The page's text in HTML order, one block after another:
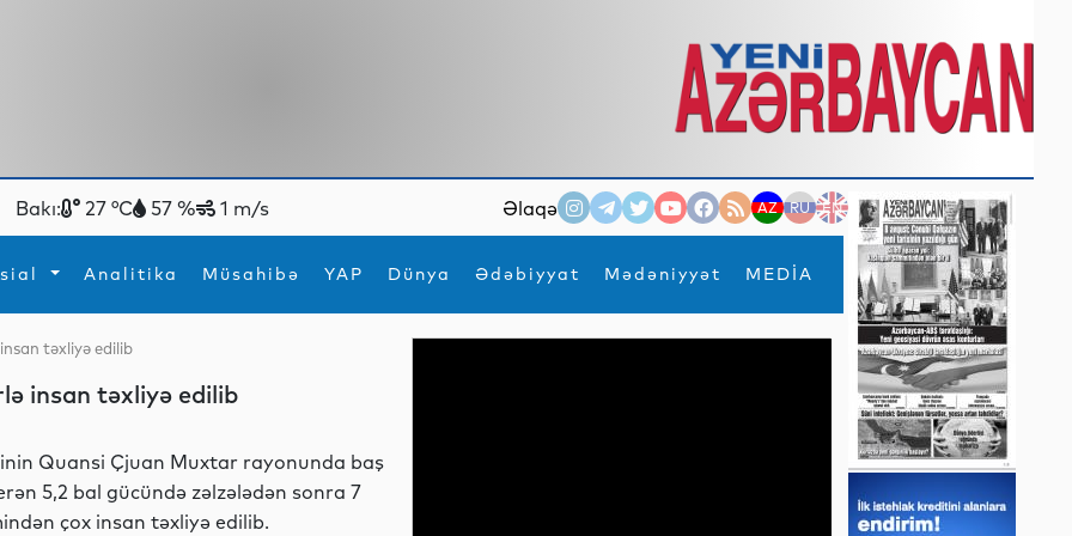
Bakı: 27 °C 57 % 1 m/s Əlaqə AZ RU EN
Analitika Müsahibə YAP Dünya Ədəbiyyat Mədəniyyət MEDİA
×
İdmanYeni texnologiyalar
təxliyə edilib
insan təxliyə edilib
Quansi Çjuan Muxtar rayonunda baş
5,2 bal gücündə zəlzələdən sonra 7
çox insan təxliyə edilib.